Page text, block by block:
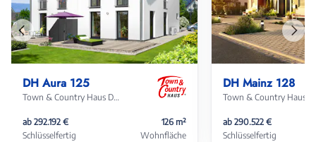
DH Aura 125
Town & Country Haus Deutschland
ab 292.192 €
Schlüsselfertig
126 m²
Wohnfläche
DH Mainz 128
ab 290.522 €
Schlüsselfertig
Vorheriges
Haus
Haus